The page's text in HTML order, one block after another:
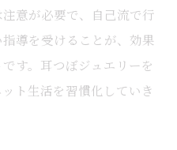
意が必要で、自己流で行
導を受けることが、効果
す。耳つぼジュエリーを
ト生活を習慣化していき